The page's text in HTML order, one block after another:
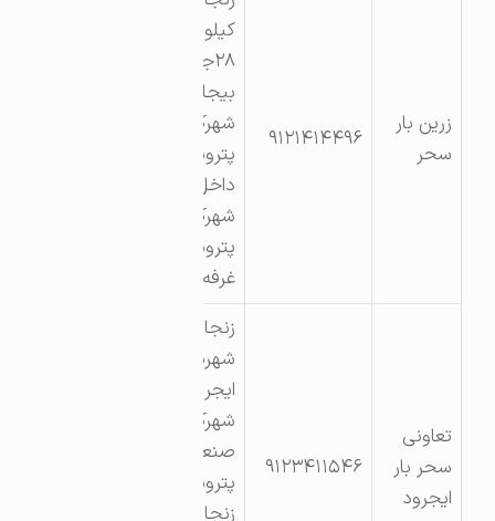
زرین بار
سحر
۹۱۲۱۴۱۴۴۹۶
کیلومتر
۲۸جاده
بیجار
شهرک
پتروشیمی
داخل
شهرک
پتروشیمی
غرفه ۷
تعاونی
سحر بار
ایجرود
۹۱۲۳۴۱۱۵۴۶
زنجان
شهرستان
ایجرود
شهرک
صنعتی
پتروشیمی
زنجان